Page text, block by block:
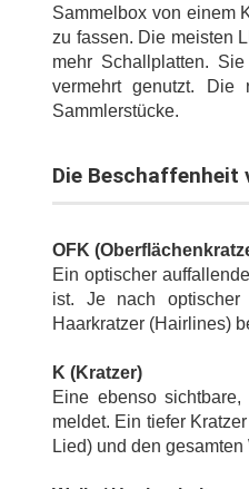
Sammelbox von einem
zu fassen. Die meisten
mehr Schallplatten.
vermehrt genutzt. Die
Sammlerstücke.
Die
OFK
Ein optischer
ist. Je nach optischer
Haarkratzer (Hairlines)
K (Kratzer)
Eine ebenso
meldet. Ein tiefer
Lied) und den